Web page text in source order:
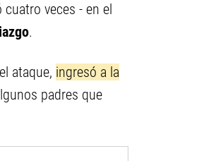
veces - en el
.
ataque, ingresó a la
padres que